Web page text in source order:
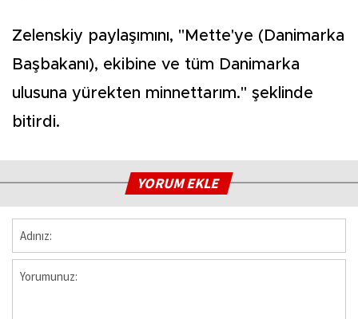
Zelenskiy paylaşımını, "Mette'ye (Danimarka
Başbakanı), ekibine ve tüm Danimarka
ulusuna yürekten minnettarım." şeklinde
bitirdi.
YORUM EKLE